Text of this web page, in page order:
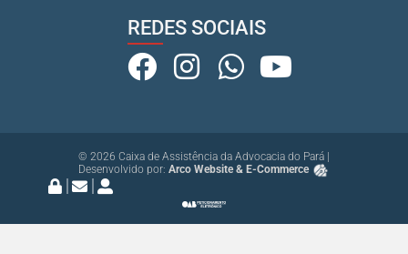
REDES SOCIAIS
© 2026 Caixa de Assistência da Advocacia do Pará |
Desenvolvido por: Arco Website & E-Commerce